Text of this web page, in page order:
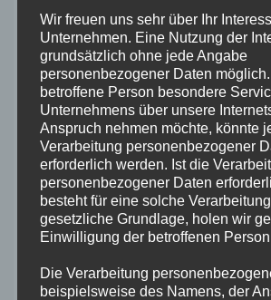
veröffentlicht.
sind mit *markiert
Kommentar*
Wir freuen uns sehr über Ihr
Unternehmen. Eine Nutzung der
grundsätzlich ohne jede Angabe
personenbezogener Daten
betroffene Person besondere
Unternehmens über unsere
Anspruch nehmen möchte, könnte
Verarbeitung personenbezogener
erforderlich werden. Ist die
personenbezogener Daten
besteht für eine solche
gesetzliche Grundlage, holen wir
Einwilligung der betroffenen
Die Verarbeitung
beispielsweise des Namens, der